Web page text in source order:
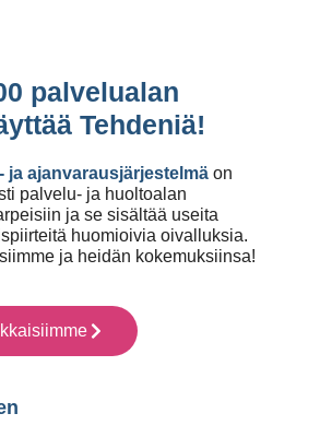
palvelualan
Tehdeniä!
ja ajanvarausjärjestelmä on
palvelu- ja huoltoalan
ja se sisältää useita
huomioivia oivalluksia.
ja heidän kokemuksiinsa!